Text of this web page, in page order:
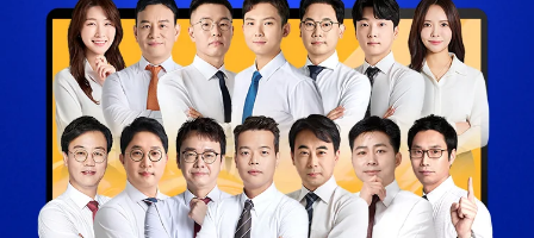
합격생 김*훈님 합격생 김*인님
해커스의 선생님들의
강의력이 너무 좋았어요.
덕분에 노베이스로
합격할 수 있었습니다.
해커스의 선생님들이
직접 답안을 봐주시고
피드백 해주셔서 합격할
수 있었습니다.